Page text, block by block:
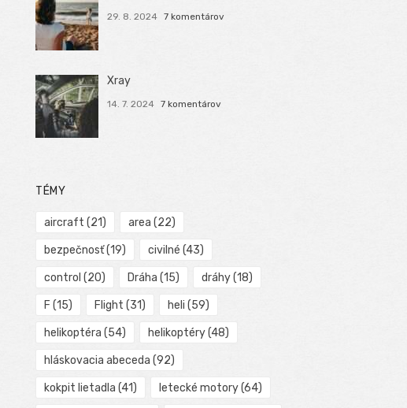
29. 8. 2024 7 komentárov
Xray
14. 7. 2024 7 komentárov
TÉMY
aircraft (21) area (22)
bezpečnosť(19) civilné (43)
control (20) Dráha (15) dráhy(18)
F (15) Flight (31) heli (59)
helikoptéra (54) helikoptéry(48)
hláskovacia abeceda (92)
kokpit lietadla (41) letecké motory(64)